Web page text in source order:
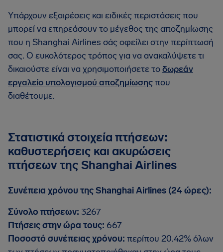
Υπάρχουν εξαιρέσεις και ειδικές περιστάσεις που
μπορεί να επηρεάσουν το μέγεθος της αποζημίωσης
που η Shanghai Airlines σάς οφείλει στην περίπτωσή
σας. Ο ευκολότερος τρόπος για να ανακαλύψετε τι
δικαιούστε είναι να χρησιμοποιήσετε τοδωρεάν
εργαλείο υπολογισμού αποζημίωσηςπου
διαθέτουμε.
Στατιστικά στοιχεία πτήσεων:
καθυστερήσεις και ακυρώσεις
πτήσεων της Shanghai Airlines
Συνέπεια χρόνου της Shanghai Airlines (24 ώρες):
Σύνολο πτήσεων: 3267
Πτήσεις στην ώρα τους: 667
Ποσοστό συνέπειας χρόνου: περίπου 20.42% όλων